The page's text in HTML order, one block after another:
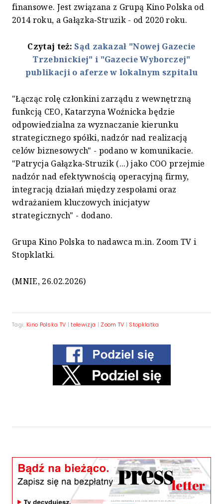
finansowe. Jest związana z Grupą Kino Polska od
2014 roku, a Gałązka‑Struzik - od 2020 roku.
Czytaj też:Sąd zakazał "Nowej Gazecie
Trzebnickiej" i "Gazecie Wyborczej"
publikacji o aferze w lokalnym szpitalu
"Łącząc rolę członkini zarządu z wewnętrzną
funkcją CEO, Katarzyna Woźnicka będzie
odpowiedzialna za wyznaczanie kierunku
strategicznego spółki, nadzór nad realizacją
celów biznesowych" - podano w komunikacie.
"Patrycja Gałązka‑Struzik (...) jako COO przejmie
nadzór nad efektywnością operacyjną firmy,
integracją działań między zespołami oraz
wdrażaniem kluczowych inicjatyw
strategicznych" - dodano.
Grupa Kino Polska to nadawca m.in. Zoom TV i
Stopklatki.
(MNIE, 26.02.2026)
Tagi: Kino Polska TV |telewizja | Zoom TV | Stopklatka